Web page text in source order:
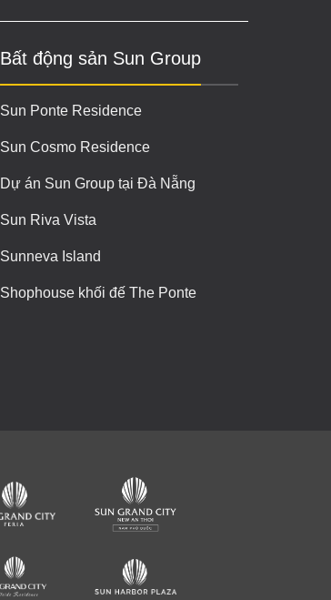
Bất động sản Sun Group
Sun Ponte Residence
Sun Cosmo Residence
Dự án Sun Group tại Đà Nẵng
Sun Riva Vista
Sunneva Island
Shophouse khối đế The Ponte